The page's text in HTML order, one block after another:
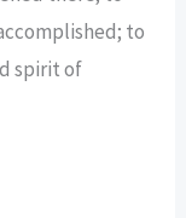
to
spirit of